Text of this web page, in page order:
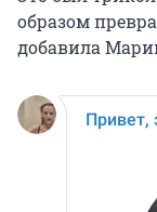
образом
добавила